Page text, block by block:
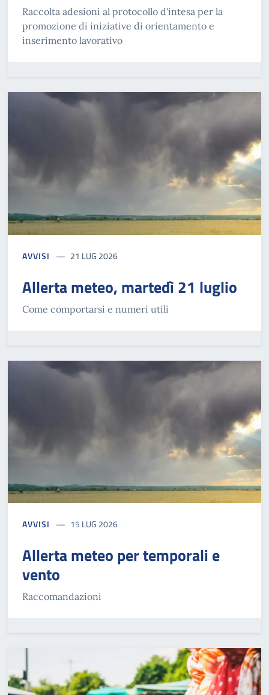
Raccolta adesioni al protocollo d'intesa per la
promozione di iniziative di orientamento e
inserimento lavorativo
AVVISI 21 LUG 2026
Allerta meteo, martedì 21 luglio
Come comportarsi e numeri utili
AVVISI 15 LUG 2026
Allerta meteo per temporali e
vento
Raccomandazioni